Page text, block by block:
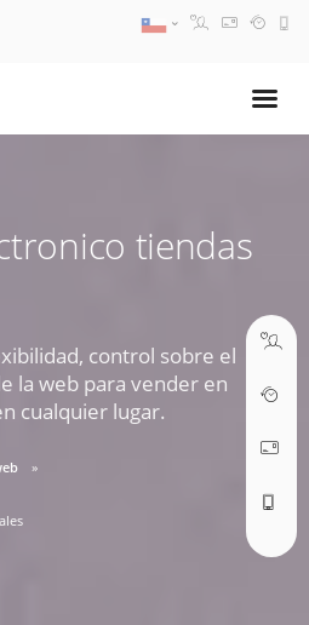
tiendas
control sobre el
la web para vender en
cualquier lugar.
18:30 PM
ABRIR TICKET